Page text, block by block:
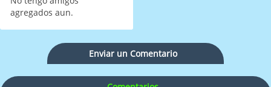
agregados aun.
Enviar un Comentario